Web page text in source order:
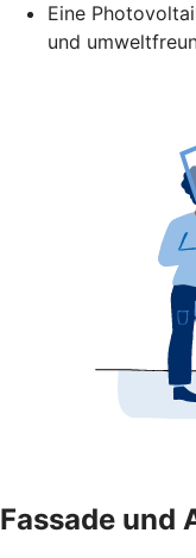
Eine
und
Fassade und